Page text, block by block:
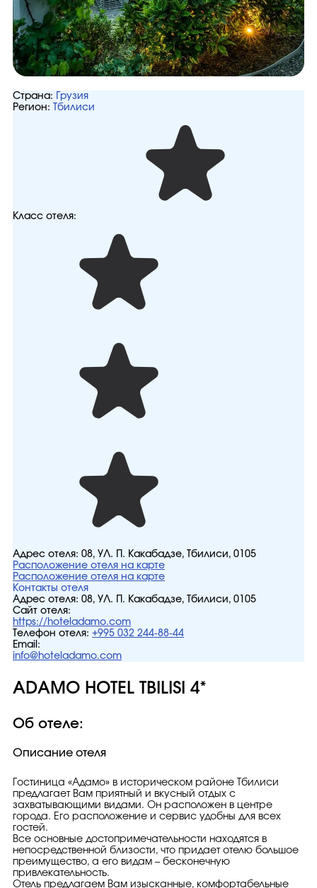
Страна:
Грузия
Регион:
Тбилиси
Класс отеля:
Адрес отеля: 08, УЛ. П. Какабадзе, Тбилиси, 0105
Расположение отеля на карте
Расположение отеля на карте
Контакты отеля
Адрес отеля: 08, УЛ. П. Какабадзе, Тбилиси, 0105
Сайт отеля:
https://hoteladamo.com
Телефон отеля: +995 032 244-88-44
Email:
info@hoteladamo.com
ADAMO HOTEL TBILISI 4*
Об отеле:
Описание отеля
Гостиница «Адамо» в историческом районе Тбилиси
предлагает Вам приятный и вкусный отдых с
захватывающими видами. Он расположен в центре
города. Его расположение и сервис удобны для всех
гостей.
Все основные достопримечательности находятся в
непосредственной близости, что придает отелю большое
преимущество, а его видам – бесконечную
привлекательность.
Отель предлагаем Вам изысканные, комфортабельные